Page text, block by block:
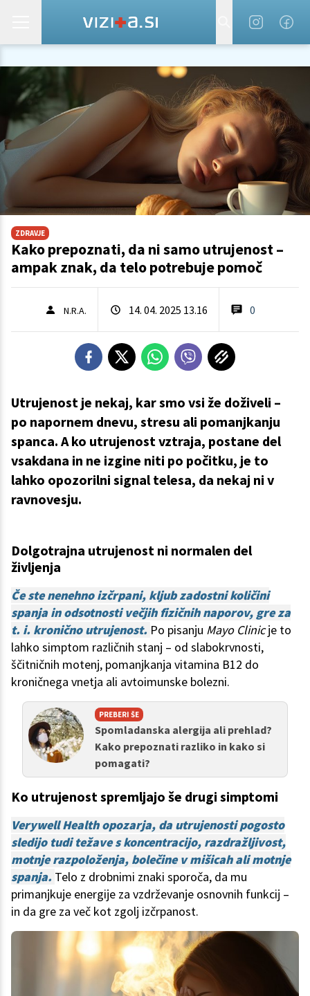
ZDRAVJE
Kako prepoznati, da ni samo utrujenost –
ampak znak, da telo potrebuje pomoč
N.R.A. 14. 04. 2025 13.16 0
Utrujenost je nekaj, kar smo vsi že doživeli –
po napornem dnevu, stresu ali pomanjkanju
spanca. A ko utrujenost vztraja, postane del
vsakdana in ne izgine niti po počitku, je to
lahko opozorilni signal telesa, da nekaj ni v
ravnovesju.
Dolgotrajna utrujenost ni normalen del
življenja
Če ste nenehno izčrpani, kljub zadostni količini
spanja in odsotnosti večjih fizičnih naporov, gre za
t. i. kronično utrujenost. Po pisanju Mayo Clinicje to
lahko simptom različnih stanj – od slabokrvnosti,
ščitničnih motenj, pomanjkanja vitamina B12 do
kroničnega vnetja ali avtoimunske bolezni.
PREBERI ŠE
Spomladanska alergija ali prehlad?
Kako prepoznati razliko in kako si
pomagati?
Ko utrujenost spremljajo še drugi simptomi
Verywell Health opozarja, da utrujenosti pogosto
sledijo tudi težave s koncentracijo, razdražljivost,
motnje razpoloženja, bolečine v mišicah ali motnje
spanja. Telo z drobnimi znaki sporoča, da mu
primanjkuje energije za vzdrževanje osnovnih funkcij –
in da gre za več kot zgolj izčrpanost.